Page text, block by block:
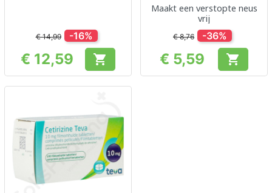
€ 14,99 -16%
Prijs
€ 12,59 
Maakt een verstopte neus
vrij
€ 8,76 -36%
Prijs
€ 5,59 